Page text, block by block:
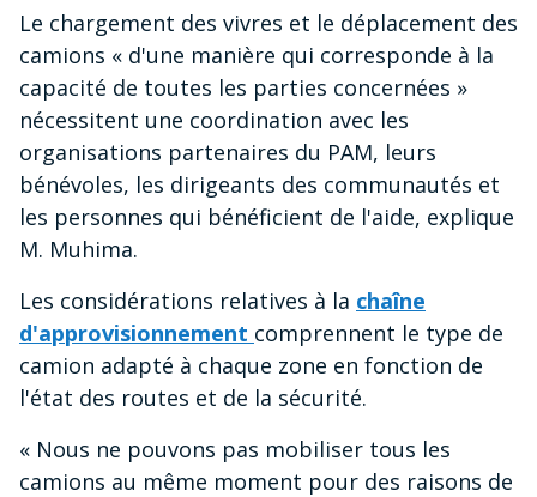
Le chargement des vivres et le déplacement des
camions « d'une manière qui corresponde à la
capacité de toutes les parties concernées »
nécessitent une coordination avec les
organisations partenaires du PAM, leurs
bénévoles, les dirigeants des communautés et
les personnes qui bénéficient de l'aide, explique
M. Muhima.
Les considérations relatives à la chaîne
d'approvisionnement comprennent le type de
camion adapté à chaque zone en fonction de
l'état des routes et de la sécurité.
« Nous ne pouvons pas mobiliser tous les
camions au même moment pour des raisons de